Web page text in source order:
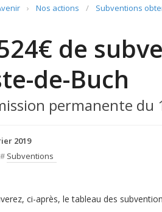
› Nos actions / Subventions
de
de-Buch
permanente du
2019
# Subventions
ci-après, le tableau des